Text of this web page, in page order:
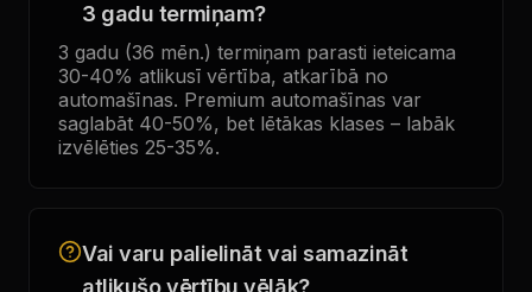
3 gadu termiņam?
3 gadu (36 mēn.) termiņam parasti ieteicama
30-40% atlikusī vērtība, atkarībā no
automašīnas. Premium automašīnas var
saglabāt 40-50%, bet lētākas klases – labāk
izvēlēties 25-35%.
Vai varu palielināt vai samazināt
atlikušo vērtību vēlāk?